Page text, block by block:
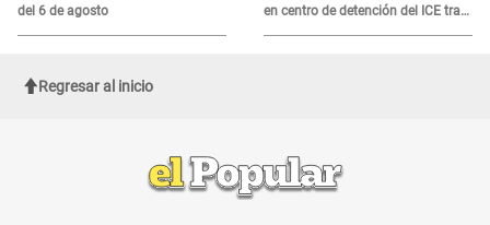
del 6 de agosto
en centro de detención del ICE tras
sufrir una "emergencia médica"
Regresar al inicio